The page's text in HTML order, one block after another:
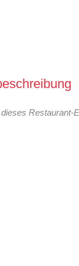
Restaurant-